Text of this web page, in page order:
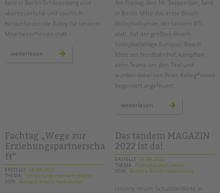
Stellenangebote
tandem als Arbeitgeberin
KONTAKT
Impressum
Datenschutz
Hinweisgebersystem
Intranet
fand in Berlin-Schönenberg eine
abenteuerliche und sportlich
herausfordernde Ralley für tandem-
Mitarbeiter*innen statt.
weiterlesen abenteuerliche
Am Freitag, den 16. September, fand
in Berlin-Mitte das erste Beach-
Volleyballturnier der tandem BTL
statt. Auf der größten Beach-
Volleyballanlage Europas, Beach
Mitte am Nordbahnhof, kämpften
zehn Teams um den Titel und
wurden dabei von ihren Kolleg*innen
begeistert angefeuert.
weiterlesen großes
btl
Fachtag „Wege zur
Erziehungspartnerscha
ft“
ERSTELLT 16.09.2022
THEMA
Fortbildungentandem intern
VON
Barbara Brecht-Hadraschek
Das tandem MAGAZIN
2022 ist da!
ERSTELLT 05.09.2022
THEMA
Pressetandem intern
VON
Barbara Brecht-Hadraschek
Unsere neuen Schulstandorte in